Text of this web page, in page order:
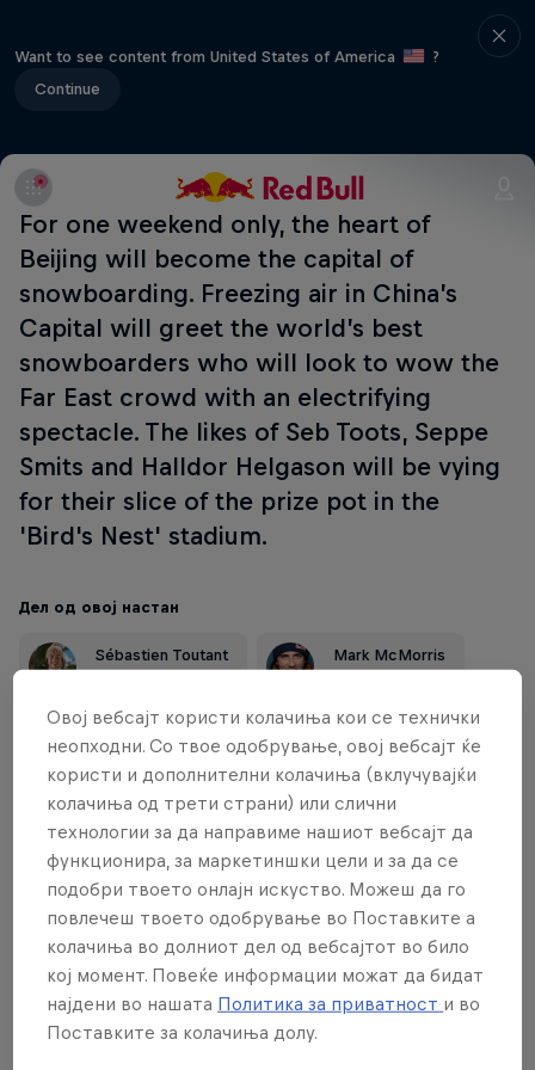
Want to see content from United States of America
?
Continue
For one weekend only, the heart of
Beijing will become the capital of
snowboarding. Freezing air in China’s
Capital will greet the world’s best
snowboarders who will look to wow the
Far East crowd with an electrifying
spectacle. The likes of Seb Toots, Seppe
Smits and Halldor Helgason will be vying
for their slice of the prize pot in the
'Bird's Nest' stadium.
Дел од овој настан
Sébastien Toutant
Mark McMorris
Овој вебсајт користи колачиња кои се технички
неопходни. Со твое одобрување, овој вебсајт ќе
користи и дополнителни колачиња (вклучувајќи
колачиња од трети страни) или слични
технологии за да направиме нашиот вебсајт да
функционира, за маркетиншки цели и за да се
подобри твоето онлајн искуство. Можеш да го
повлечеш твоето одобрување во Поставките а
колачиња во долниот дел од вебсајтот во било
кој момент. Повеќе информации можат да бидат
најдени во нашата Политика за приватност и во
Поставките за колачиња долу.